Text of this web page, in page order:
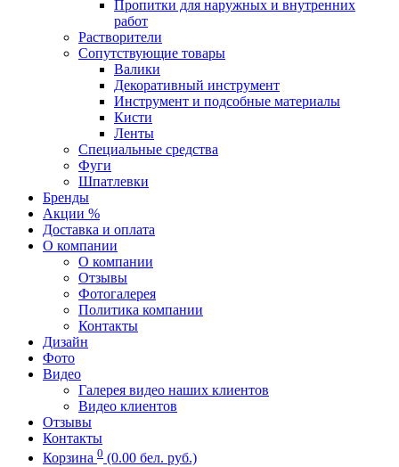
Пропитки для наружных и внутренних
работ
Растворители
Сопутствующие товары
Валики
Декоративный инструмент
Инструмент и подсобные материалы
Кисти
Ленты
Специальные средства
Фуги
Шпатлевки
Бренды
Акции %
Доставка и оплата
О компании
О компании
Отзывы
Фотогалерея
Политика компании
Контакты
Дизайн
Фото
Видео
Галерея видео наших клиентов
Видео клиентов
Отзывы
Контакты
Корзина 0 (0.00 бел. руб.)